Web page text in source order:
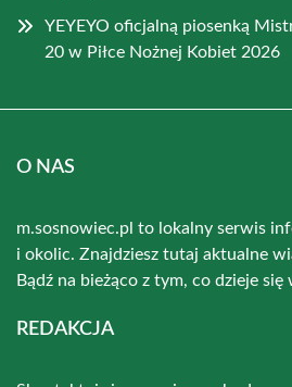
YEYEYO oficjalną piosenką
20 w Piłce Nożnej Kobiet 2026
O NAS
m.sosnowiec.pl to lokalny serwis
i okolic. Znajdziesz tutaj aktualne
Bądź na bieżąco z tym, co dzieje
REDAKCJA